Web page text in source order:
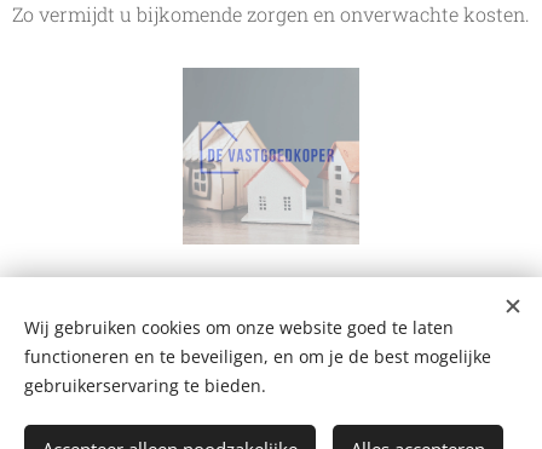
Zo vermijdt u bijkomende zorgen en onverwachte kosten.
De Vastgoedkoper
Bergstraat 109 A, 2220 Heist-op-den-Berg
+32 499 102 124
Privacyverklaring
Wij gebruiken cookies om onze website goed te laten
functioneren en te beveiligen, en om je de best mogelijke
gebruikerservaring te bieden.